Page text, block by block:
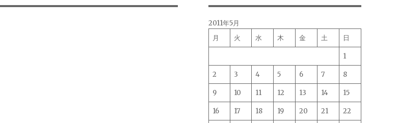
2011年5月
月
火 水 木 金 土 日
1
2 3 4 5 6 7 8
9 10 11 12 13 14 15
16 17 18 19 20 21 22